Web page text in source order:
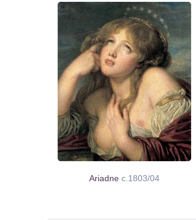
Ariadne c.1803/04